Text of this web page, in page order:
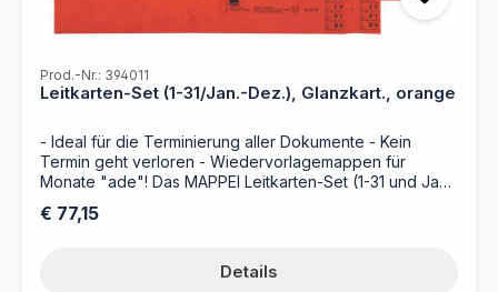
Prod.-Nr.: 394011
Leitkarten-Set (1-31/Jan.-Dez.), Glanzkart., orange
- Ideal für die Terminierung aller Dokumente - Kein
Termin geht verloren - Wiedervorlagemappen für
Monate "ade"! Das MAPPEI Leitkarten-Set (1-31 und Jan.-
übersichtliche Dokumentenorganisation nach
Leitkarten, die jeweils mit den Ziffern 1 bis 31 und den
Monaten Jan.-Dez. versehen sind, behalten Sie stets
Regulärer Preis:
€ 77,15
Details